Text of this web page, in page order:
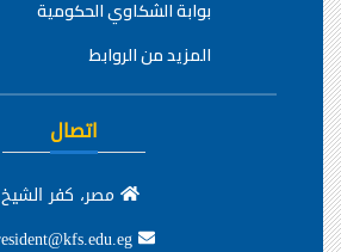
بوابة الشكاوي الحكومية
المزيد من الروابط
اتصال
مصر، كفر الشيخ